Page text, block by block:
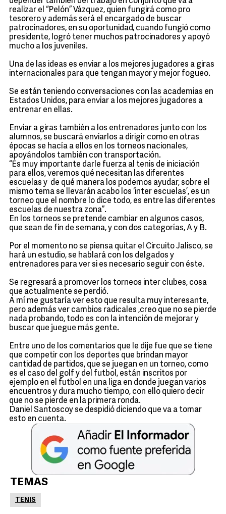
realizar el “Pelón” Vázquez, quien fungirá como pro
tesorero y además será el encargado de buscar
patrocinadores, en su oportunidad, cuando fungió como
presidente, logró tener muchos patrocinadores y apoyó
mucho a los juveniles.
Una de las ideas es enviar a los mejores jugadores a giras
internacionales para que tengan mayor y mejor fogueo.
Se están teniendo conversaciones con las academias en
Estados Unidos, para enviar a los mejores jugadores a
entrenar en ellas.
Enviar a giras también a los entrenadores junto con los
alumnos, se buscará enviarlos a dirigir como en otras
épocas se hacía a ellos en los torneos nacionales,
apoyándolos también con transportación.
“Es muy importante darle fuerza al tenis de iniciación
para ellos, veremos qué necesitan las diferentes
escuelas y de qué manera los podemos ayudar, sobre el
mismo tema se llevarán acabo los ‘inter escuelas’, es un
torneo que el nombre lo dice todo, es entre las diferentes
escuelas de nuestra zona”.
En los torneos se pretende cambiar en algunos casos,
que sean de fin de semana, y con dos categorías, A y B.
Por el momento no se piensa quitar el Circuito Jalisco, se
hará un estudio, se hablará con los delgados y
entrenadores para ver si es necesario seguir con éste.
Se regresará a promover los torneos inter clubes, cosa
que actualmente se perdió.
A mí me gustaría ver esto que resulta muy interesante,
pero además ver cambios radicales ,creo que no se pierde
nada probando, todo es con la intención de mejorar y
buscar que juegue más gente.
Entre uno de los comentarios que le dije fue que se tiene
que competir con los deportes que brindan mayor
cantidad de partidos, que se juegan en un torneo, como
es el caso del golf y del futbol, están inscritos por
ejemplo en el futbol en una liga en donde juegan varios
encuentros y dura mucho tiempo, con ello quiero decir
que no se pierde en la primera ronda.
Daniel Santoscoy se despidió diciendo que va a tomar
esto en cuenta.
TEMAS
TENIS